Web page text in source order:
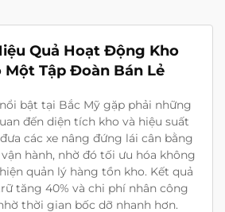
Quả Hoạt Động Kho
Một Tập Đoàn Bán Lẻ
bật tại Bắc Mỹ gặp phải những
đến diện tích kho và hiệu suất
các xe nâng đứng lái cân bằng
hành, nhờ đó tối ưu hóa không
quản lý hàng tồn kho. Kết quả
tăng 40% và chi phí nhân công
thời gian bốc dỡ nhanh hơn.